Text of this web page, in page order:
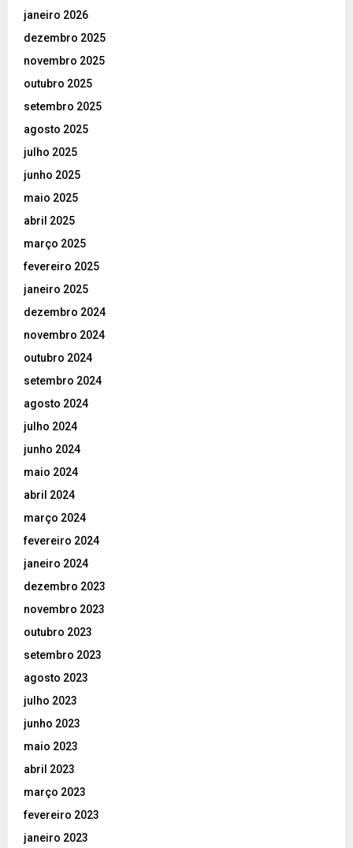
janeiro 2026
dezembro 2025
novembro 2025
outubro 2025
setembro 2025
agosto 2025
julho 2025
junho 2025
maio 2025
abril 2025
março 2025
fevereiro 2025
janeiro 2025
dezembro 2024
novembro 2024
outubro 2024
setembro 2024
agosto 2024
julho 2024
junho 2024
maio 2024
abril 2024
março 2024
fevereiro 2024
janeiro 2024
dezembro 2023
novembro 2023
outubro 2023
setembro 2023
agosto 2023
julho 2023
junho 2023
maio 2023
abril 2023
março 2023
fevereiro 2023
janeiro 2023